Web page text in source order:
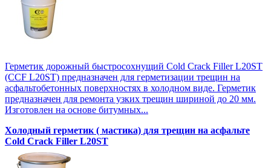
Герметик дорожный быстросохнущий Cold Crack Filler L20SТ
(CCF L20SТ) предназначен для герметизации трещин на
асфальтобетонных поверхностях в холодном виде. Герметик
предназначен для ремонта узких трещин шириной до 20 мм.
Изготовлен на основе битумных...
Холодный герметик ( мастика) для трещин на асфальте
Cold Crack Filler L20SТ